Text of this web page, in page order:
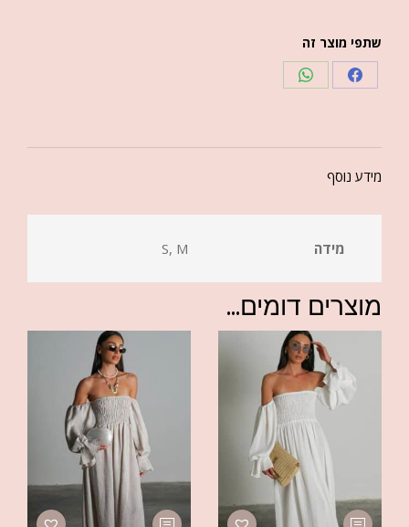
שתפי מוצר זה
מידע נוסף
מידה S, M
מוצרים דומים...